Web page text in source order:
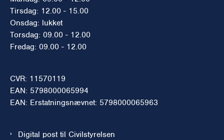
Tirsdag: 12.00 - 15.00
Onsdag: lukket
Torsdag: 09.00 - 12.00
Fredag: 09.00 - 12.00
CVR: 11570119
EAN: 5798000065994
EAN: Erstatningsnævnet: 5798000065963
Digital post til Civilstyrelsen